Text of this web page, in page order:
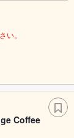
い。
Coffee